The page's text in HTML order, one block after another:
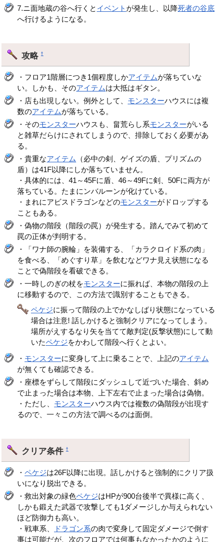
7.ニ面地蔵の谷へ行くと イベント が発生し、以降死者の谷底
へ行けるようになる。
攻略†
・フロア1階層につき1個程度しかアイテムが落ちていな
い。しかも、そのアイテムは大抵はギタン。
・店も出現しない。例外として、 モンスターハウスには複
数のアイテムが落ちている。
・そのモンスターハウスも、畠荒らし系モンスターがいる
と雑草だらけにされてしまうので、排除しておく必要があ
る。
・貴重なアイテム
（必中の剣、ゲイズの盾、プリズムの
盾）は41F以降にしか落ちていません。
・具体的には、41～45Fに盾、46～49Fに剣、50Fに両方が
落ちている。たまにンバルーンが化けている。
・まれにアビスドラゴンなどのモンスターがドロップする
こともある。
・偽物の階段（階段の罠）が発生する。踏んでみて初めて
罠の正体が判明する。
・「ワナ師の腕輪」を装備する、「カラクロイド系の肉」
を食べる、「めぐすり草」を飲むなどワナ見え状態になる
ことで偽階段を看破できる。
・一時しのぎの杖をモンスターに振れば、本物の階段の上
に移動するので、この方法で識別することもできる。
ペケジに振って階段の上でかなしばり状態になっている
場合は注意! 話しかけると強制クリアになってしまう。
場所がえするなり矢を当てて敵判定(反撃状態)にして動
いたペケジをかわして階段へ行くとよい。
・ モンスターに変身して上に乗ることで、上記のアイテム
が無くても確認できる。
・座標をずらして階段にダッシュして近づいた場合、斜め
で止まった場合は本物、上下左右で止まった場合は偽物。
・ただし、 モンスターハウス内では複数の偽階段が出現す
るので、一々この方法で調べるのは面倒。
クリア条件†
・ペケジは26F以降に出現。話しかけると強制的にクリア扱
いになり脱出できる。
・救出対象の緑色ペケジはHPが900台後半で異様に高く、
しかも鍛えた武器で攻撃しても1ダメージしか与えられない
ほど防御力も高い。
・戦車系、
ドラゴン系の肉で変身して固定ダメージで倒す
事は可能だが、次のフロアでは何事もなかったかのように